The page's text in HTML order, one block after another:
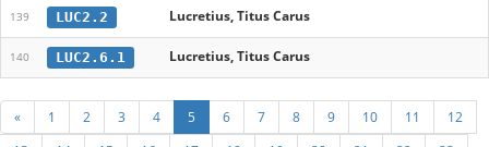
139 LUC2.2 Lucretius, Titus Carus
140 LUC2.6.1 Lucretius, Titus Carus
« 1 2 3 4 5 6 7 8 9 10 11
12